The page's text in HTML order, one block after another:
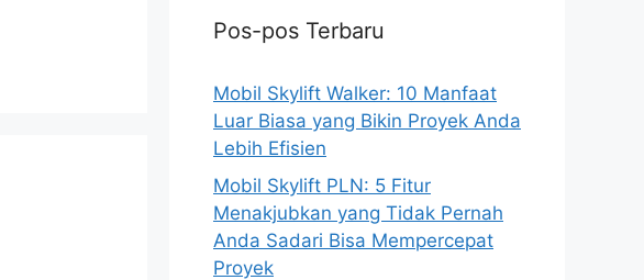
Pos-pos Terbaru
Mobil Skylift Walker: 10 Manfaat
Luar Biasa yang Bikin Proyek Anda
Lebih Efisien
Mobil Skylift PLN: 5 Fitur
Menakjubkan yang Tidak Pernah
Anda Sadari Bisa Mempercepat
Proyek